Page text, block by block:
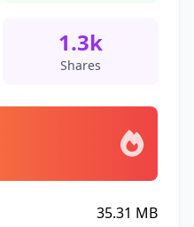
1.3k
Shares
35.31 MB